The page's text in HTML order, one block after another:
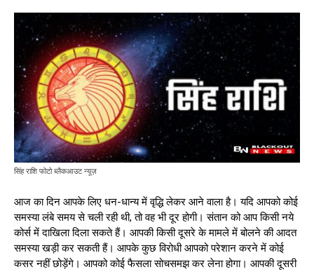
सिंह राशि फोटो ब्लैकआउट न्यूज़
आज का दिन आपके लिए धन-धान्य में वृद्धि लेकर आने वाला है। यदि आपको कोई
समस्या लंबे समय से चली रही थी, तो वह भी दूर होगी। संतान को आप किसी नये
कोर्स में दाखिला दिला सकते हैं। आपकी किसी दूसरे के मामले में बोलने की आदत
समस्या खड़ी कर सकती हैं। आपके कुछ विरोधी आपको परेशान करने में कोई
कसर नहीं छोड़ेंगे। आपको कोई फैसला सोचसमझ कर लेना होगा। आपकी दूसरी